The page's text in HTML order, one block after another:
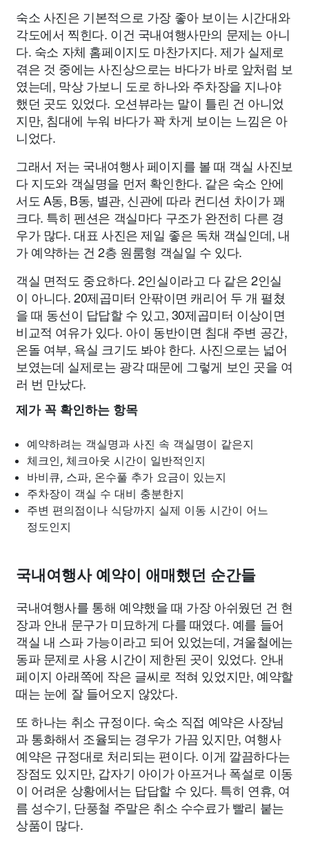
숙소 사진은 기본적으로 가장 좋아 보이는 시간대와
각도에서 찍힌다. 이건 국내여행사만의 문제는 아니
다. 숙소 자체 홈페이지도 마찬가지다. 제가 실제로
겪은 것 중에는 사진상으로는 바다가 바로 앞처럼 보
였는데, 막상 가보니 도로 하나와 주차장을 지나야
했던 곳도 있었다. 오션뷰라는 말이 틀린 건 아니었
지만, 침대에 누워 바다가 꽉 차게 보이는 느낌은 아
니었다.
그래서 저는 국내여행사 페이지를 볼 때 객실 사진보
다 지도와 객실명을 먼저 확인한다. 같은 숙소 안에
서도 A동, B동, 별관, 신관에 따라 컨디션 차이가 꽤
크다. 특히 펜션은 객실마다 구조가 완전히 다른 경
우가 많다. 대표 사진은 제일 좋은 독채 객실인데, 내
가 예약하는 건 2층 원룸형 객실일 수 있다.
객실 면적도 중요하다. 2인실이라고 다 같은 2인실
이 아니다. 20제곱미터 안팎이면 캐리어 두 개 펼쳤
을 때 동선이 답답할 수 있고, 30제곱미터 이상이면
비교적 여유가 있다. 아이 동반이면 침대 주변 공간,
온돌 여부, 욕실 크기도 봐야 한다. 사진으로는 넓어
보였는데 실제로는 광각 때문에 그렇게 보인 곳을 여
러 번 만났다.
제가 꼭 확인하는 항목
예약하려는 객실명과 사진 속 객실명이 같은지
체크인, 체크아웃 시간이 일반적인지
바비큐, 스파, 온수풀 추가 요금이 있는지
주차장이 객실 수 대비 충분한지
주변 편의점이나 식당까지 실제 이동 시간이 어느
정도인지
국내여행사 예약이 애매했던 순간들
국내여행사를 통해 예약했을 때 가장 아쉬웠던 건 현
장과 안내 문구가 미묘하게 다를 때였다. 예를 들어
객실 내 스파 가능이라고 되어 있었는데, 겨울철에는
동파 문제로 사용 시간이 제한된 곳이 있었다. 안내
페이지 아래쪽에 작은 글씨로 적혀 있었지만, 예약할
때는 눈에 잘 들어오지 않았다.
또 하나는 취소 규정이다. 숙소 직접 예약은 사장님
과 통화해서 조율되는 경우가 가끔 있지만, 여행사
예약은 규정대로 처리되는 편이다. 이게 깔끔하다는
장점도 있지만, 갑자기 아이가 아프거나 폭설로 이동
이 어려운 상황에서는 답답할 수 있다. 특히 연휴, 여
름 성수기, 단풍철 주말은 취소 수수료가 빨리 붙는
상품이 많다.